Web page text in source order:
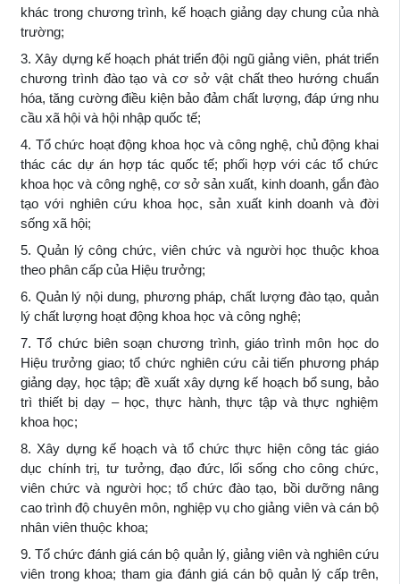
khác trong chương trình, kế hoạch giảng dạy chung của nhà
trường;
3. Xây dựng kế hoạch phát triển đội ngũ giảng viên, phát triển
chương trình đào tạo và cơ sở vật chất theo hướng chuẩn
hóa, tăng cường điều kiện bảo đảm chất lượng, đáp ứng nhu
cầu xã hội và hội nhập quốc tế;
4. Tổ chức hoạt động khoa học và công nghệ, chủ động khai
thác các dự án hợp tác quốc tế; phối hợp với các tổ chức
khoa học và công nghệ, cơ sở sản xuất, kinh doanh, gắn đào
tạo với nghiên cứu khoa học, sản xuất kinh doanh và đời
sống xã hội;
5. Quản lý công chức, viên chức và người học thuộc khoa
theo phân cấp của Hiệu trưởng;
6. Quản lý nội dung, phương pháp, chất lượng đào tạo, quản
lý chất lượng hoạt động khoa học và công nghệ;
7. Tổ chức biên soạn chương trình, giáo trình môn học do
Hiệu trưởng giao; tổ chức nghiên cứu cải tiến phương pháp
giảng dạy, học tập; đề xuất xây dựng kế hoạch bổ sung, bảo
trì thiết bị dạy – học, thực hành, thực tập và thực nghiệm
khoa học;
8. Xây dựng kế hoạch và tổ chức thực hiện công tác giáo
dục chính trị, tư tưởng, đạo đức, lối sống cho công chức,
viên chức và người học; tổ chức đào tạo, bồi dưỡng nâng
cao trình độ chuyên môn, nghiệp vụ cho giảng viên và cán bộ
nhân viên thuộc khoa;
9. Tổ chức đánh giá cán bộ quản lý, giảng viên và nghiên cứu
viên trong khoa; tham gia đánh giá cán bộ quản lý cấp trên,